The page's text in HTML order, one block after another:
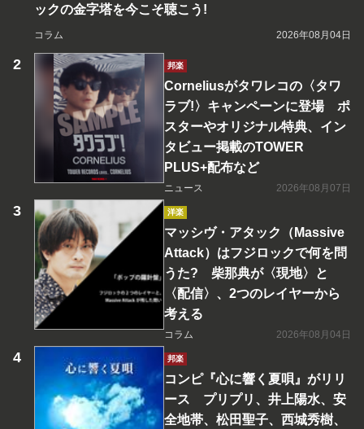
ックの金字塔を今こそ聴こう!
コラム 2026年08月04日
邦楽
Corneliusがタワレコの〈タワ
ラブ!〉キャンペーンに登場 ポ
スターやオリジナル特典、イン
タビュー掲載のTOWER
PLUS+配布など
ニュース 2026年08月07日
洋楽
マッシヴ・アタック（Massive
Attack）はフジロックで何を問
うた? 柴那典が〈現地〉と
〈配信〉、2つのレイヤーから
考える
コラム 2026年08月04日
邦楽
コンピ『心に響く夏唄』がリリ
ース プリプリ、井上陽水、安
全地帯、松田聖子、西城秀樹、